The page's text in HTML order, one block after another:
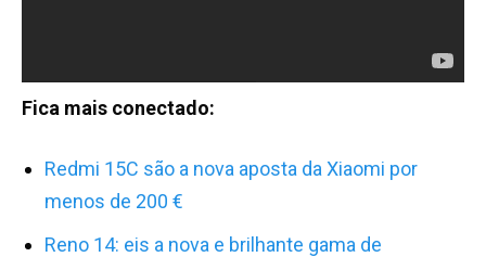
Fica mais conectado:
Redmi 15C são a nova aposta da Xiaomi por
menos de 200 €
Reno 14: eis a nova e brilhante gama de